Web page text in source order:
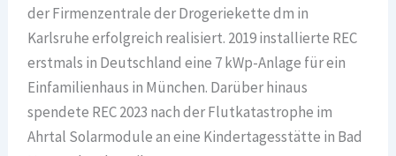
der Firmenzentrale der Drogeriekette dm in
Karlsruhe erfolgreich realisiert. 2019 installierte REC
erstmals in Deutschland eine 7 kWp-Anlage für ein
Einfamilienhaus in München. Darüber hinaus
spendete REC 2023 nach der Flutkatastrophe im
Ahrtal Solarmodule an eine Kindertagesstätte in Bad